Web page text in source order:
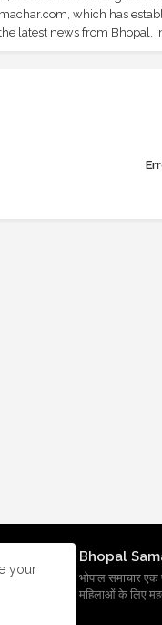
which has
latest news from Bhopal,
Bhopal
भोपाल समाचार एक
महिलाओं के लिए
your